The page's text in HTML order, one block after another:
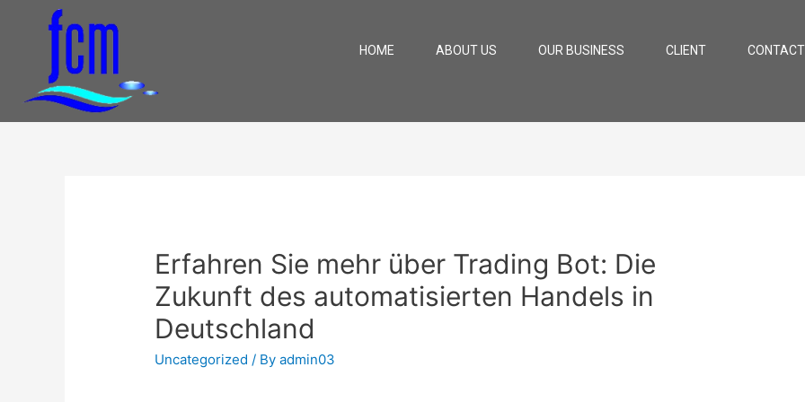
HOME ABOUT US OUR BUSINESS CLIENT
Erfahren Sie mehr über Trading Bot: Die
Zukunft des automatisierten Handels in
Deutschland
Uncategorized / Byadmin03